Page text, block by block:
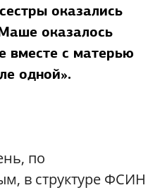
оказались
оказалось
вместе с матерью
одной».
по
в структуре ФСИН